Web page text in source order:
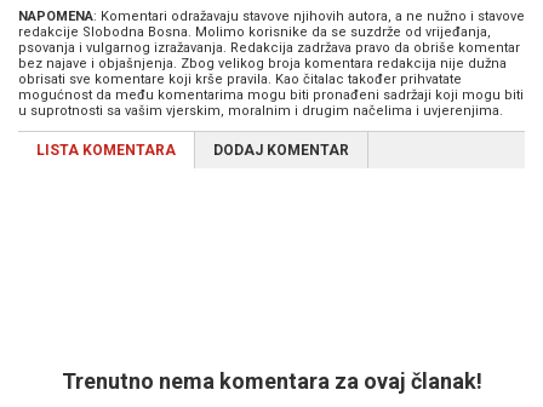
NAPOMENA: Komentari odražavaju stavove njihovih autora, a ne nužno i stavove
redakcije Slobodna Bosna. Molimo korisnike da se suzdrže od vrijeđanja,
psovanja i vulgarnog izražavanja. Redakcija zadržava pravo da obriše komentar
bez najave i objašnjenja. Zbog velikog broja komentara redakcija nije dužna
obrisati sve komentare koji krše pravila. Kao čitalac također prihvatate
mogućnost da među komentarima mogu biti pronađeni sadržaji koji mogu biti
u suprotnosti sa vašim vjerskim, moralnim i drugim načelima i uvjerenjima.
LISTA KOMENTARA DODAJ KOMENTAR
Trenutno nema komentara za ovaj članak!